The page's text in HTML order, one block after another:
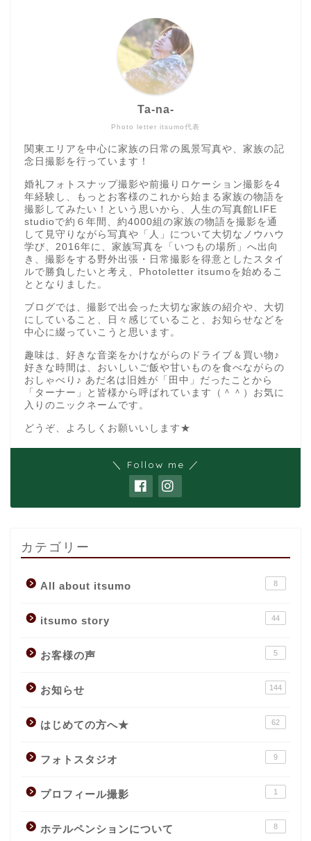
Photo letter itsumo代表
Ta-na-
関東エリアを中心に家族の日常の風景写真や、家族の記
念日撮影を行っています！
婚礼フォトスナップ撮影や前撮りロケーション撮影を4
年経験し、もっとお客様のこれから始まる家族の物語を
撮影してみたい！という思いから、人生の写真館LIFE
studioで約６年間、約4000組の家族の物語を撮影を通
して見守りながら写真や「人」について大切なノウハウ
学び、2016年に、家族写真を「いつもの場所」へ出向
き、撮影をする野外出張・日常撮影を得意としたスタイ
ルで勝負したいと考え、Photoletter itsumoを始めるこ
ととなりました。
ブログでは、撮影で出会った大切な家族の紹介や、大切
にしていること、日々感じていること、お知らせなどを
中心に綴っていこうと思います。
趣味は、好きな音楽をかけながらのドライブ＆買い物♪
好きな時間は、おいしいご飯や甘いものを食べながらの
おしゃべり♪ あだ名は旧姓が「田中」だったことから
「ターナー」と皆様から呼ばれています（＾＾）お気に
入りのニックネームです。
どうぞ、よろしくお願いいします★
＼ Follow me ／
カテゴリー
All about itsumo 8
itsumo story 44
お客様の声 5
お知らせ 144
はじめての方へ★ 62
フォトスタジオ 9
プロフィール撮影 1
ホテルペンションについて 8